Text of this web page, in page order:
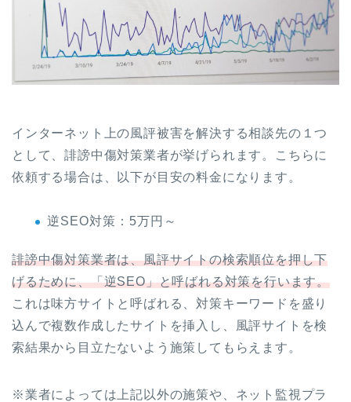
インターネット上の風評被害を解決する相談先の１つ
として、誹謗中傷対策業者が挙げられます。こちらに
依頼する場合は、以下が目安の料金になります。
逆SEO対策：5万円～
誹謗中傷対策業者は、風評サイトの検索順位を押し下
げるために、「逆SEO」と呼ばれる対策を行います。
これは味方サイトと呼ばれる、対策キーワードを盛り
込んで複数作成したサイトを挿入し、風評サイトを検
索結果から目立たないよう施策してもらえます。
※業者によっては上記以外の施策や、ネット監視プラ